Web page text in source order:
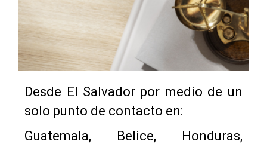
Desde El Salvador por medio de un
solo punto de contacto en:
Guatemala, Belice, Honduras,